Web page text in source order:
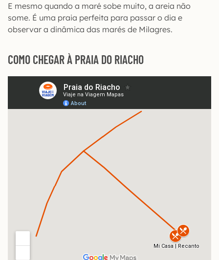
E mesmo quando a maré sobe muito, a areia não
some. É uma praia perfeita para passar o dia e
observar a dinâmica das marés de Milagres.
COMO CHEGAR À PRAIA DO RIACHO